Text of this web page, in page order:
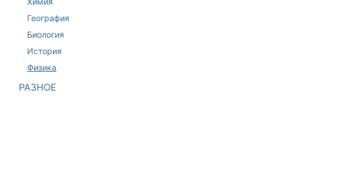
География
Биология
История
Физика
РАЗНОЕ